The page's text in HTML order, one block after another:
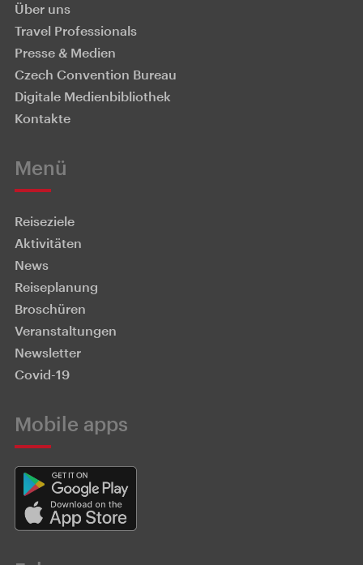
Über uns
Travel Professionals
Presse & Medien
Czech Convention Bureau
Digitale Medienbibliothek
Kontakte
Menü
Reiseziele
Aktivitäten
News
Reiseplanung
Broschüren
Veranstaltungen
Newsletter
Covid-19
Mobile apps